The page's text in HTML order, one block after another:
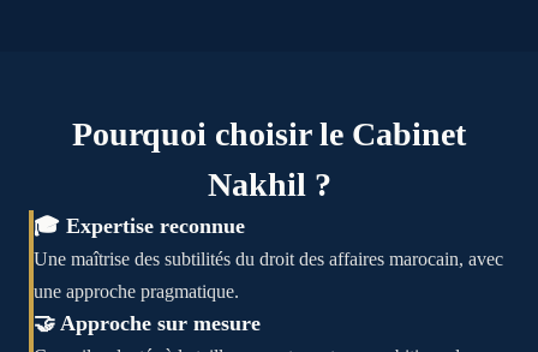
Pourquoi choisir le Cabinet
Nakhil ?
🎓 Expertise reconnue
Une maîtrise des subtilités du droit des affaires marocain, avec
une approche pragmatique.
🤝 Approche sur mesure